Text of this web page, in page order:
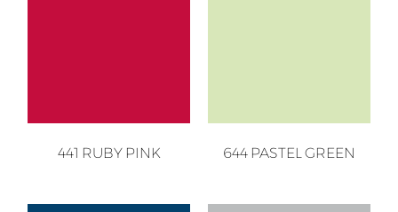
441 RUBY PINK 644 PASTEL GREEN